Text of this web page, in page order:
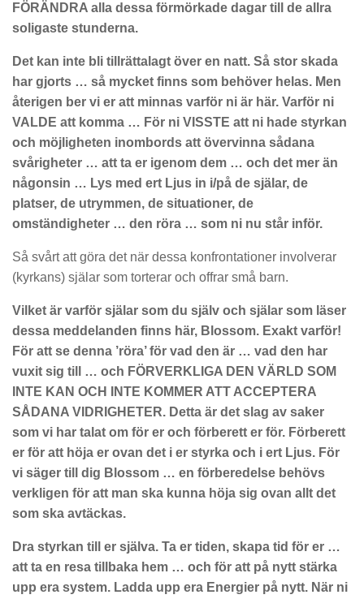
FÖRÄNDRA alla dessa förmörkade dagar till de allra
soligaste stunderna.
Det kan inte bli tillrättalagt över en natt. Så stor skada
har gjorts … så mycket finns som behöver helas. Men
återigen ber vi er att minnas varför ni är här. Varför ni
VALDE att komma … För ni VISSTE att ni hade styrkan
och möjligheten inombords att övervinna sådana
svårigheter … att ta er igenom dem … och det mer än
någonsin … Lys med ert Ljus in i/på de själar, de
platser, de utrymmen, de situationer, de
omständigheter … den röra … som ni nu står inför.
Så svårt att göra det när dessa konfrontationer involverar
(kyrkans) själar som torterar och offrar små barn.
Vilket är varför själar som du själv och själar som läser
dessa meddelanden finns här, Blossom. Exakt varför!
För att se denna ’röra’ för vad den är … vad den har
vuxit sig till … och FÖRVERKLIGA DEN VÄRLD SOM
INTE KAN OCH INTE KOMMER ATT ACCEPTERA
SÅDANA VIDRIGHETER. Detta är det slag av saker
som vi har talat om för er och förberett er för. Förberett
er för att höja er ovan det i er styrka och i ert Ljus. För
vi säger till dig Blossom … en förberedelse behövs
verkligen för att man ska kunna höja sig ovan allt det
som ska avtäckas.
Dra styrkan till er själva. Ta er tiden, skapa tid för er …
att ta en resa tillbaka hem … och för att på nytt stärka
upp era system. Ladda upp era Energier på nytt. När ni